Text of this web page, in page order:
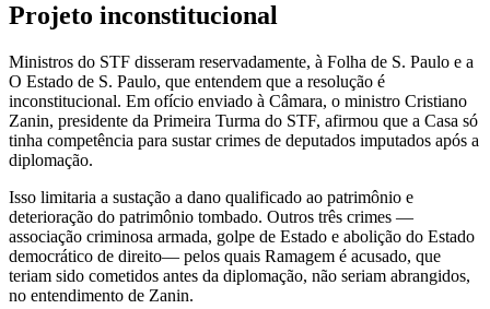
Projeto inconstitucional
Ministros do STF disseram reservadamente, à Folha de S. Paulo e a
O Estado de S. Paulo, que entendem que a resolução é
inconstitucional. Em ofício enviado à Câmara, o ministro Cristiano
Zanin, presidente da Primeira Turma do STF, afirmou que a Casa só
tinha competência para sustar crimes de deputados imputados após a
diplomação.
Isso limitaria a sustação a dano qualificado ao patrimônio e
deterioração do patrimônio tombado. Outros três crimes —
associação criminosa armada, golpe de Estado e abolição do Estado
democrático de direito— pelos quais Ramagem é acusado, que
teriam sido cometidos antes da diplomação, não seriam abrangidos,
no entendimento de Zanin.